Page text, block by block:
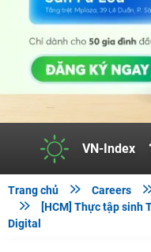
VN-Index
Trang chủ  Careers

[HCM] Thực tập sinh
Digital